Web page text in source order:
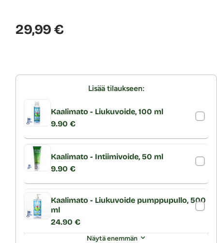
Hinta:
29,99 €
Lisää tilaukseen:
Kaalimato - Liukuvoide, 100 ml
9.90 €
Kaalimato - Intiimivoide, 50 ml
9.90 €
Kaalimato - Liukuvoide pumppupullo, 500
ml
24.90 €
Näytä enemmän